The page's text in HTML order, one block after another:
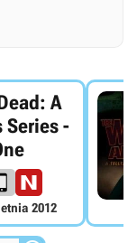
A
Series -
2012